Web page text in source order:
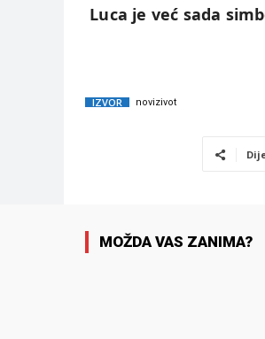
Luca je već sada
IZVOR novizivot
MOŽDA VAS ZANIMA?